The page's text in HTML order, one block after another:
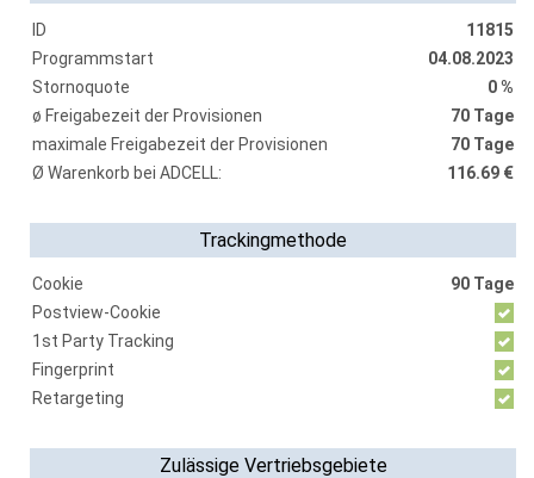
ID
11815
Programmstart
04.08.2023
Stornoquote
0 %
ø Freigabezeit der Provisionen
70 Tage
maximale Freigabezeit der Provisionen
70 Tage
Ø Warenkorb bei ADCELL:
116.69 €
Trackingmethode
Cookie
90 Tage
Postview-Cookie
1st Party Tracking
Fingerprint
Retargeting
Zulässige Vertriebsgebiete